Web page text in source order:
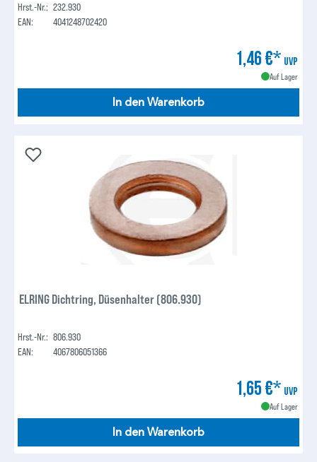
Hrst.-Nr.: 232.930
EAN:
4041248702420
1,46 €* UVP
Auf Lager
In den Warenkorb
ELRING Dichtring, Düsenhalter (806.930)
Hrst.-Nr.: 806.930
EAN:
4067806051366
1,65 €* UVP
Auf Lager
In den Warenkorb